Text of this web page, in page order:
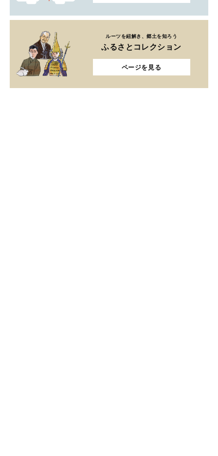
ルーツを紐解き、郷土を知ろう
ふるさとコレクション
ページを見る